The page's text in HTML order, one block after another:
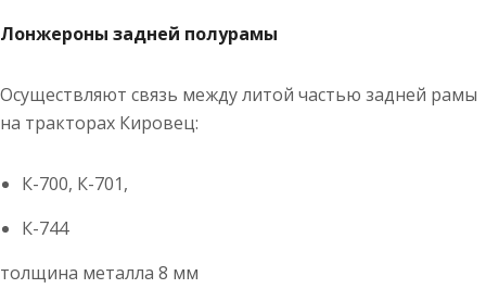
Лонжероны задней полурамы
Осуществляют связь между литой частью задней рамы
на тракторах Кировец:
К-700, К-701,
К-744
толщина металла 8 мм